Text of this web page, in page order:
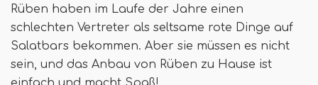
Rüben haben im Laufe der Jahre einen
schlechten Vertreter als seltsame rote Dinge auf
Salatbars bekommen. Aber sie müssen es nicht
sein, und das Anbau von Rüben zu Hause ist